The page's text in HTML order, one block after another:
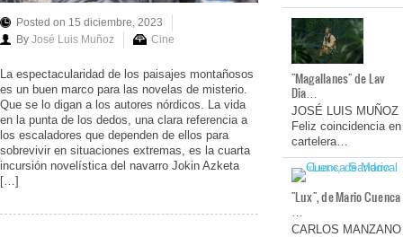
Posted on 15 diciembre, 2023
By José Luis Muñoz Cine
La espectacularidad de los paisajes montañosos
es un buen marco para las novelas de misterio.
Que se lo digan a los autores nórdicos. La vida
en la punta de los dedos, una clara referencia a
los escaladores que dependen de ellos para
sobrevivir en situaciones extremas, es la cuarta
incursión novelística del navarro Jokin Azketa
[…]
"Magallanes" de Lav
Dia…
JOSÉ LUIS MUÑOZ
Feliz coincidencia en
cartelera…
"Lux", de Mario Cuenca
…
CARLOS MANZANO